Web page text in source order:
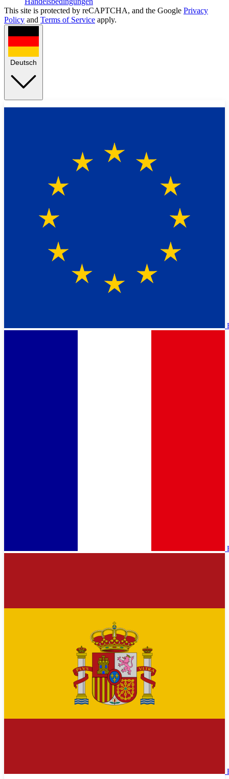
This site is protected by reCAPTCHA, and the Google Privacy
Policy and Terms of Service apply.
Deutsch